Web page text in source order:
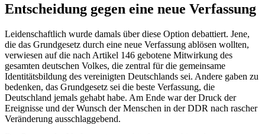
Entscheidung gegen eine neue Verfassung
Leidenschaftlich wurde damals über diese Option debattiert. Jene,
die das Grundgesetz durch eine neue Verfassung ablösen wollten,
verwiesen auf die nach Artikel 146 gebotene Mitwirkung des
gesamten deutschen Volkes, die zentral für die gemeinsame
Identitätsbildung des vereinigten Deutschlands sei. Andere gaben zu
bedenken, das Grundgesetz sei die beste Verfassung, die
Deutschland jemals gehabt habe. Am Ende war der Druck der
Ereignisse und der Wunsch der Menschen in der DDR nach rascher
Veränderung ausschlaggebend.